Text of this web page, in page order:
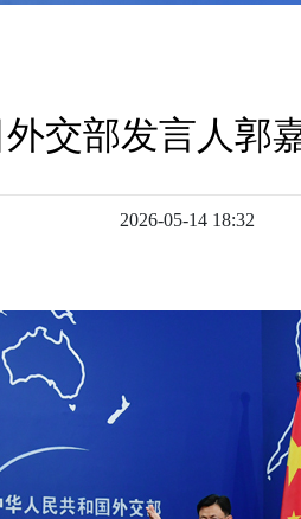
外交部发言人郭
2026-05-14 18:32